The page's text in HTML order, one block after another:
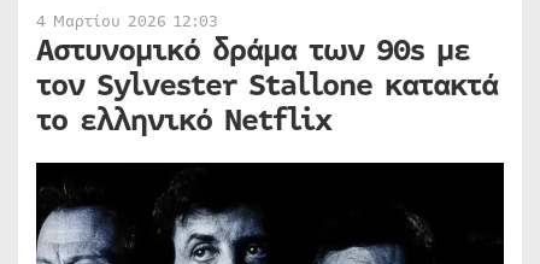
4 Μαρτίου 2026 12:03
Αστυνομικό δράμα των 90s με
τον Sylvester Stallone κατακτά
το ελληνικό Netflix